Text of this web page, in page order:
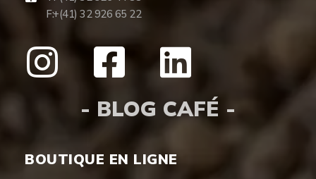
F:+(41) 32 926 65 22
- BLOG CAFÉ -
BOUTIQUE EN LIGNE